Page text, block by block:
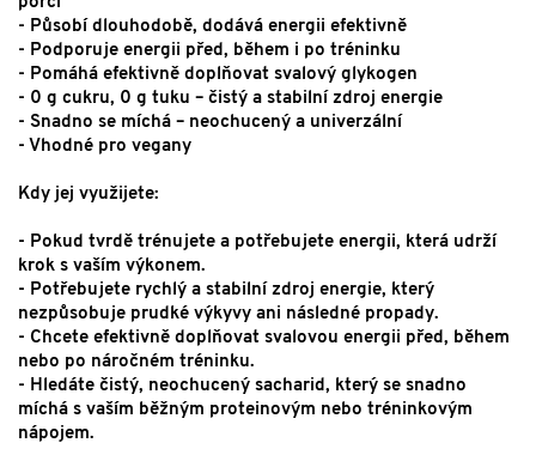
- Působí dlouhodobě, dodává energii efektivně
- Podporuje energii před, během i po tréninku
- Pomáhá efektivně doplňovat svalový glykogen
- 0 g cukru, 0 g tuku – čistý a stabilní zdroj energie
- Snadno se míchá – neochucený a univerzální
- Vhodné pro vegany
Kdy jej využijete:
- Pokud tvrdě trénujete a potřebujete energii, která udrží
krok s vaším výkonem.
- Potřebujete rychlý a stabilní zdroj energie, který
nezpůsobuje prudké výkyvy ani následné propady.
- Chcete efektivně doplňovat svalovou energii před, během
nebo po náročném tréninku.
- Hledáte čistý, neochucený sacharid, který se snadno
míchá s vaším běžným proteinovým nebo tréninkovým
nápojem.